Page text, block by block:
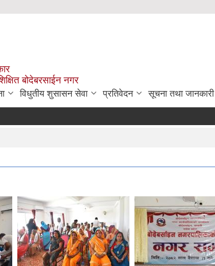
बोदेबरसाईन नगर
विधुतीय शुसासन सेवा प्रतिवेदन सूचना तथा जानकारी